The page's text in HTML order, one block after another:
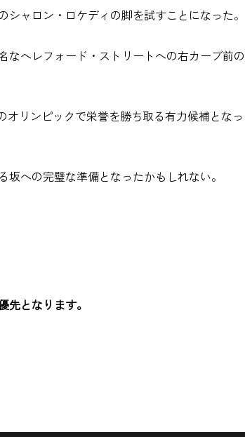
ャロン・ロケディの脚を試すことになった。
なヘレフォード・ストリートへの右カーブ前の
オリンピックで栄誉を勝ち取る有力候補となっ
への完璧な準備となったかもしれない。
となります。